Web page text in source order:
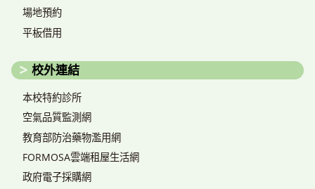
場地預約
平板借用
校外連結
本校特約診所
空氣品質監測網
教育部防治藥物濫用網
FORMOSA雲端租屋生活網
政府電子採購網